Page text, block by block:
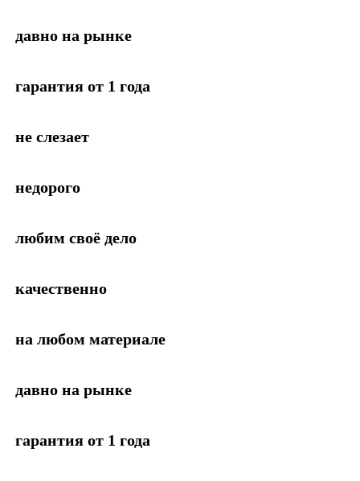
давно на рынке
гарантия от 1 года
не слезает
недорого
любим своё дело
качественно
на любом материале
давно на рынке
гарантия от 1 года